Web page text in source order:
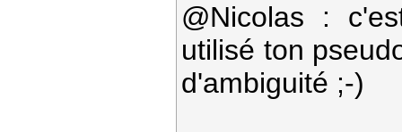
@Nicolas :
utilisé ton
d'ambiguité ;-)